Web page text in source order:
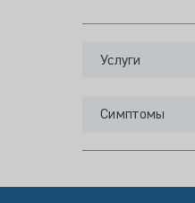
Услуги
Симптомы